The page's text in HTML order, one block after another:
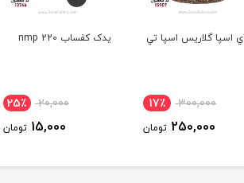
يدک کفساب nmp 220
20,000 25٪
15,000 تومان
کلوس ريمور آنيسا
350,000 9٪
320,000 تومان